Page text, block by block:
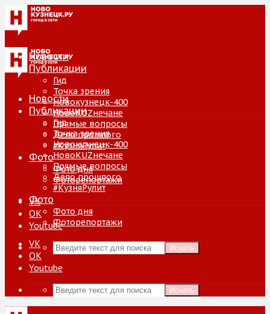
Новости
Публикации
Гид
Точка зрения
Новокузнецк-400
НовоKUZнечане
Прямые вопросы
Дело прошлого
#КузняРулит
Фото
Фото дня
Фоторепортажи
VK
ОК
Youtube
Искать
Новости
Публикации
Гид
Точка зрения
Новокузнецк-400
НовоKUZнечане
Прямые вопросы
Дело прошлого
#КузняРулит
Фото
Фото дня
Фоторепортажи
VK
ОК
Youtube
Искать